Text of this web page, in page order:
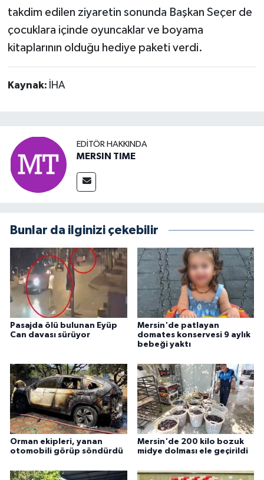
takdim edilen ziyaretin sonunda Başkan Seçer de
çocuklara içinde oyuncaklar ve boyama
kitaplarının olduğu hediye paketi verdi.
Kaynak: İHA
EDITÖR HAKKINDA
MERSIN TIME
Bunlar da ilginizi çekebilir
Pasajda ölü bulunan Eyüp
Can davası sürüyor
Mersin'de patlayan
domates konservesi 9 aylık
bebeği yaktı
Orman ekipleri, yanan
otomobili görüp söndürdü
Mersin'de 200 kilo bozuk
midye dolması ele geçirildi